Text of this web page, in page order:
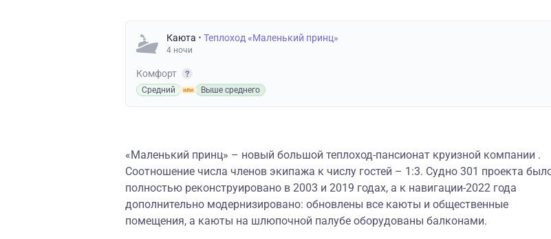
Каюта • Теплоход «Маленький принц»
4 ночи
Комфорт
Средний Выше среднего
«Маленький принц» – новый большой теплоход-пансионат круизной компании .
Соотношение числа членов экипажа к числу гостей – 1:3. Судно 301 проекта
полностью реконструировано в 2003 и 2019 годах, а к навигации-2022 года
дополнительно модернизировано: обновлены все каюты и общественные
помещения, а каюты на шлюпочной палубе оборудованы балконами.